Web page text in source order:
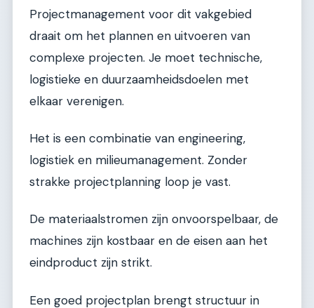
Projectmanagement voor dit vakgebied
draait om het plannen en uitvoeren van
complexe projecten. Je moet technische,
logistieke en duurzaamheidsdoelen met
elkaar verenigen.
Het is een combinatie van engineering,
logistiek en milieumanagement. Zonder
strakke projectplanning loop je vast.
De materiaalstromen zijn onvoorspelbaar, de
machines zijn kostbaar en de eisen aan het
eindproduct zijn strikt.
Een goed projectplan brengt structuur in